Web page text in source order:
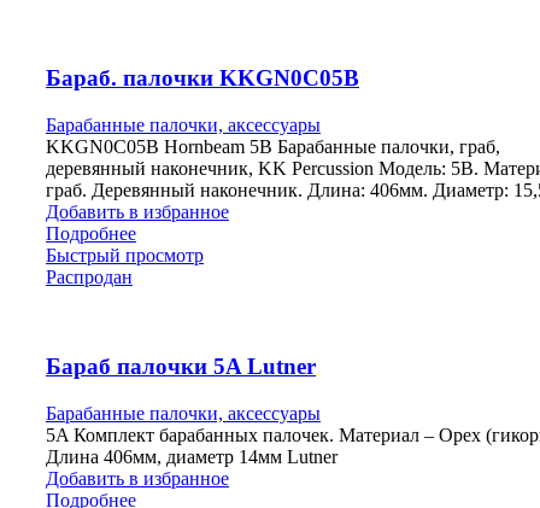
Бараб. палочки KKGN0C05B
Барабанные палочки, аксессуары
KKGN0C05B Hornbeam 5B Барабанные палочки, граб,
деревянный наконечник, KK Percussion Модель: 5B.
граб. Деревянный наконечник. Длина: 406мм. Диаметр:
Добавить в избранное
Подробнее
Быстрый просмотр
Распродан
Бараб палочки 5A Lutner
Барабанные палочки, аксессуары
5A Комплект барабанных палочек. Материал – Орех
Длина 406мм, диаметр 14мм Lutner
Добавить в избранное
Подробнее